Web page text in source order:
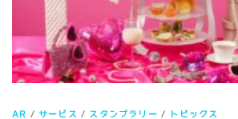
AR /サービス / スタンプラリー / トピックス